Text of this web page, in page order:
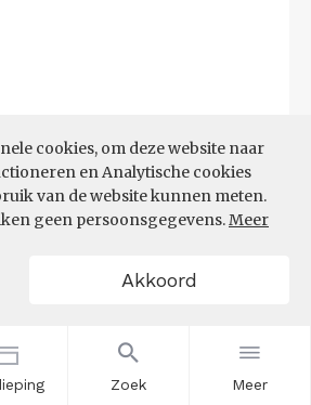
Zoek Meer
cookies, om deze website naar
en Analytische cookies
van de website kunnen meten.
geen persoonsgegevens.Meer
Akkoord
CBS microdata (EBB)(09-03-2026)
NAAR REGIO